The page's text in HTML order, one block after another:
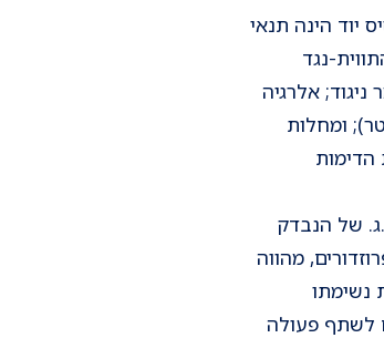
יוד הינה תנאי
נגד
אלרגיה
מעל 1.5 מ"ג/דציליטר); ומחלות
הדימות
של הנבדק
מהווה
נשימתו
לשתף פעולה